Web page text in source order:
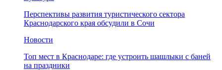
Перспективы развития туристического сектора
Краснодарского края обсудили в Сочи
Новости
Топ мест в Краснодаре: где устроить шашлыки с баней
на праздники